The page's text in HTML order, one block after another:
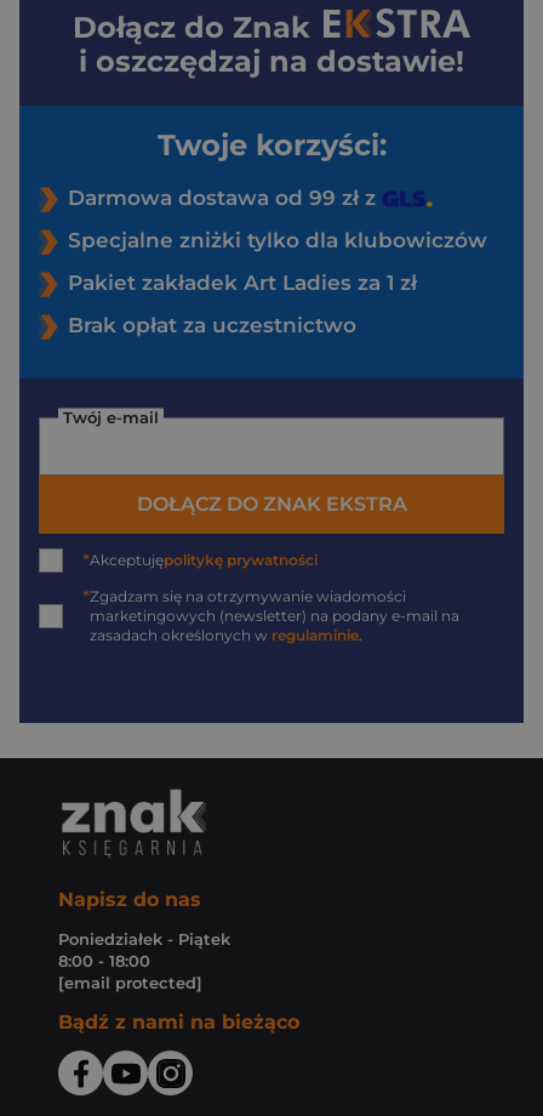
Dołącz do Znak
i oszczędzaj na dostawie!
Twoje korzyści:
Darmowa dostawa od 99 zł z
Specjalne zniżki tylko dla klubowiczów
Pakiet zakładek Art Ladies za 1 zł
Brak opłat za uczestnictwo
Twój e-mail
DOŁĄCZ DO ZNAK EKSTRA
*Akceptujępolitykę prywatności
*Zgadzam się na otrzymywanie wiadomości
marketingowych (newsletter) na podany e-mail na
zasadach określonych w regulaminie.
Napisz do nas
Poniedziałek - Piątek
8:00 - 18:00
[email protected]
Bądź z nami na bieżąco